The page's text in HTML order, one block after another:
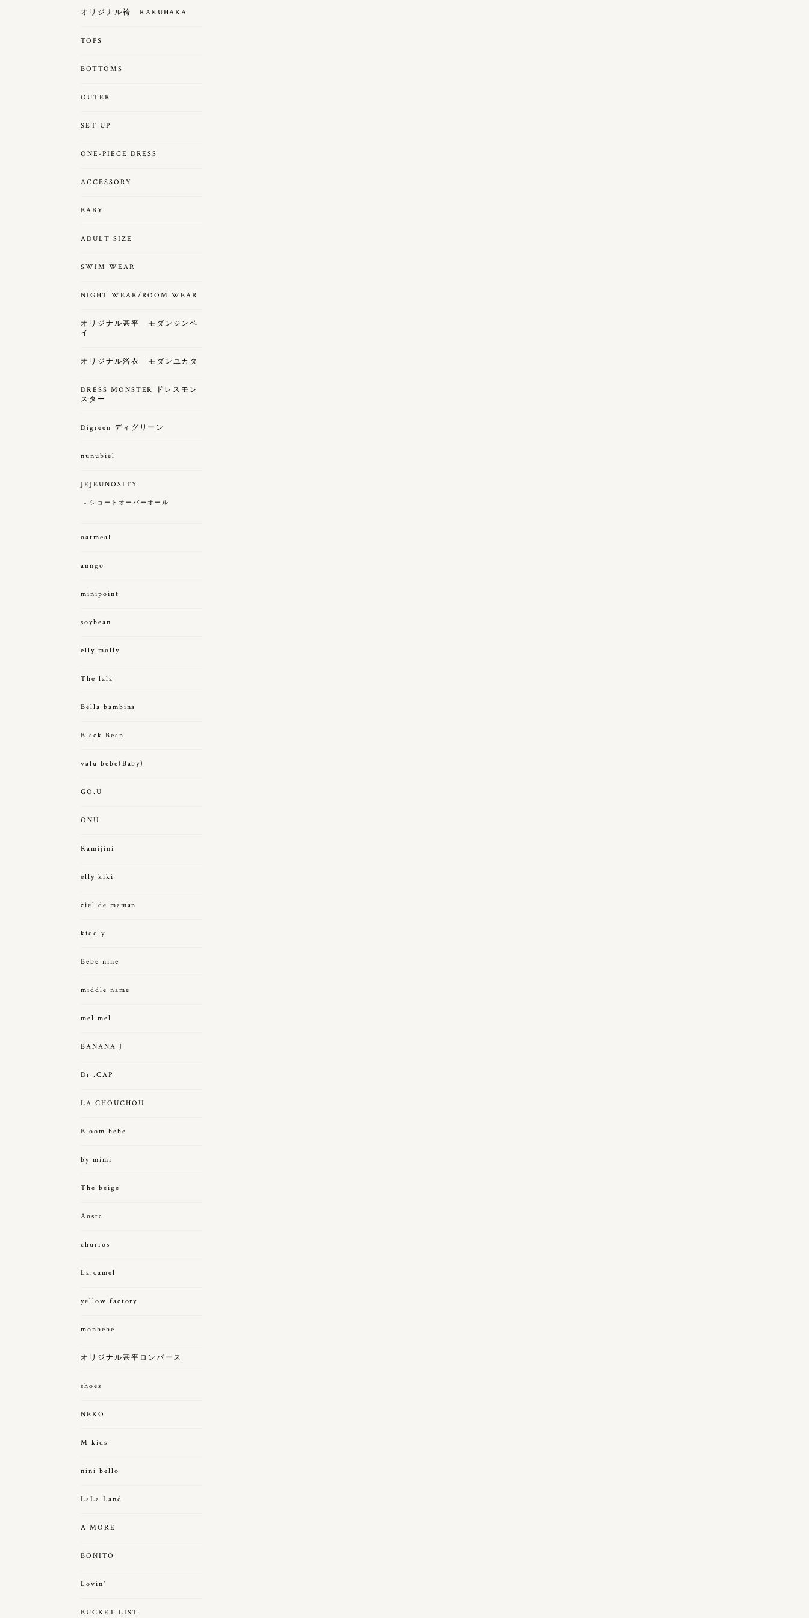
オリジナル袴 RAKUHAKA
TOPS
BOTTOMS
OUTER
SET UP
ONE-PIECE DRESS
ACCESSORY
BABY
ADULT SIZE
SWIM WEAR
NIGHT WEAR/ROOM WEAR
オリジナル甚平 モダンジンベ
イ
オリジナル浴衣 モダンユカタ
DRESS MONSTER ドレスモン
スター
Digreen ディグリーン
nunubiel
JEJEUNOSITY
ショートオーバーオール
oatmeal
anngo
minipoint
soybean
elly molly
The lala
Bella bambina
Black Bean
valu bebe(Baby)
GO.U
ONU
Ramijini
elly kiki
ciel de maman
kiddly
Bebe nine
middle name
mel mel
BANANA J
Dr .CAP
LA CHOUCHOU
Bloom bebe
by mimi
The beige
Aosta
churros
La.camel
yellow factory
monbebe
オリジナル甚平ロンパース
shoes
NEKO
M kids
nini bello
LaLa Land
A MORE
BONITO
Lovin'
BUCKET LIST